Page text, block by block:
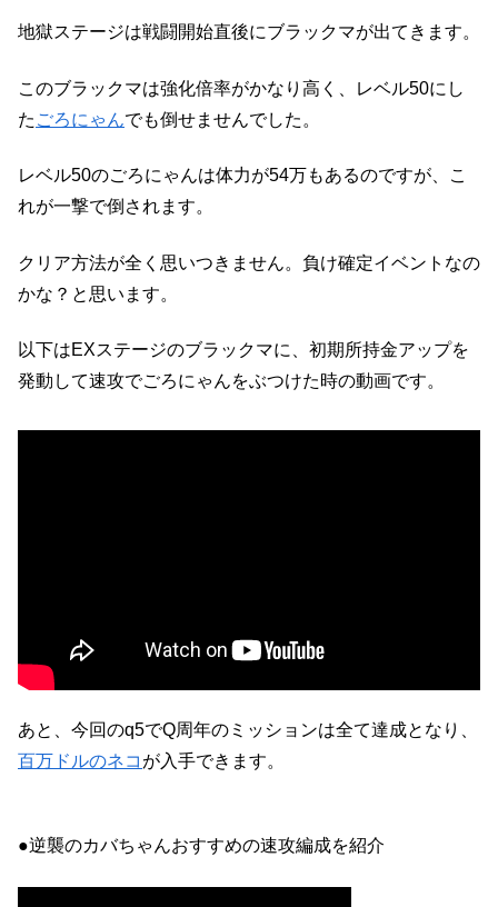
地獄ステージは戦闘開始直後にブラックマが出てきます。
このブラックマは強化倍率がかなり高く、レベル50にし
た ごろにゃんでも倒せませんでした。
レベル50のごろにゃんは体力が54万もあるのですが、こ
れが一撃で倒されます。
クリア方法が全く思いつきません。負け確定イベントなの
かな？と思います。
以下はEXステージのブラックマに、初期所持金アップを
発動して速攻でごろにゃんをぶつけた時の動画です。
あと、今回のq5でQ周年のミッションは全て達成となり、
百万ドルのネコ が入手できます。
●逆襲のカバちゃんおすすめの速攻編成を紹介